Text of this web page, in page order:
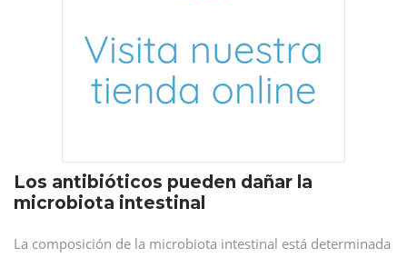
Los antibióticos pueden dañar la
microbiota intestinal
La composición de la microbiota intestinal está determinada